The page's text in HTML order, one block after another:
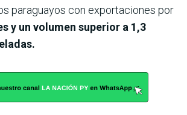
paraguayos con exportaciones por
y un volumen superior a 1,3